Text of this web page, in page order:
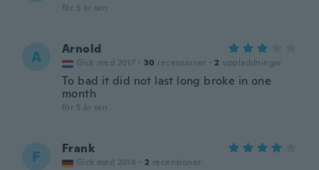
för 5 år sen
A Arnold
Gick med 2017 · 30 recensioner · 2 uppladdningar
To bad it did not last long broke in one
month
för 5 år sen
F Frank
Gick med 2014 · 2 recensioner